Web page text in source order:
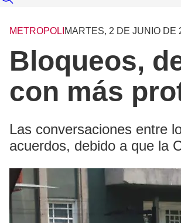
METROPOLI MARTES, 2 DE JUNIO DE
Bloqueos,
con más
Las conversaciones entre
acuerdos, debido a que la